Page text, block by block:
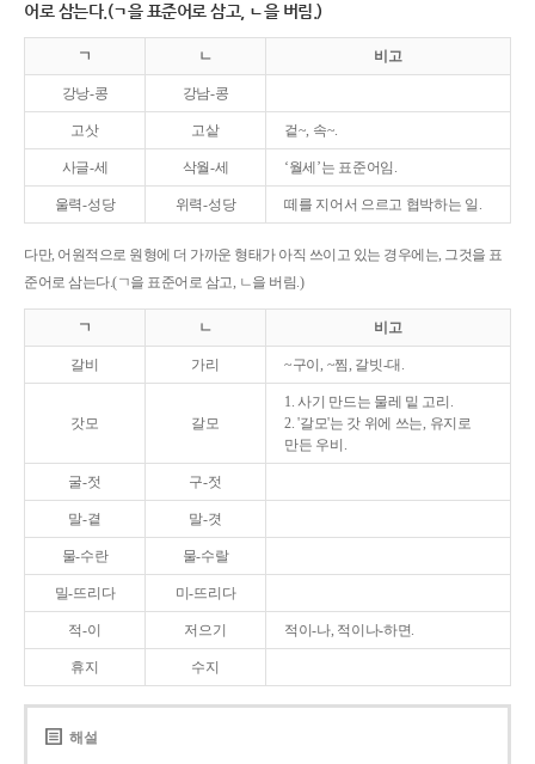
어로 삼는다.(ㄱ을 표준어로 삼고, ㄴ을 버림.)
ㄱ ㄴ 비고
강낭-콩 강남-콩
고삿 고샅 겉~, 속~.
사글-세 삭월-세 ‘월세’는 표준어임.
울력-성당 위력-성당 떼를 지어서 으르고 협박하는 일.
다만, 어원적으로 원형에 더 가까운 형태가 아직 쓰이고 있는 경우에는, 그것을 표
준어로 삼는다.(ㄱ을 표준어로 삼고, ㄴ을 버림.)
ㄱ ㄴ 비고
갈비 가리 ~구이, ~찜, 갈빗-대.
갓모 갈모
1. 사기 만드는 물레 밑 고리.
2. '갈모'는 갓 위에 쓰는, 유지로
만든 우비.
굴-젓 구-젓
말-곁 말-겻
물-수란 물-수랄
밀-뜨리다 미-뜨리다
적-이 저으기 적이-나, 적이나-하면.
휴지 수지
해설